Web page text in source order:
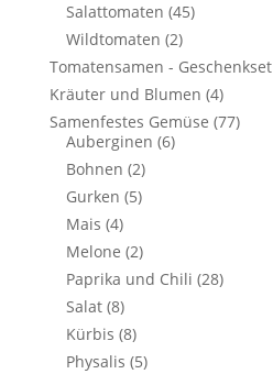
Salattomaten (45)
Wildtomaten (2)
Tomatensamen - Geschenkset
Kräuter und Blumen (4)
Samenfestes Gemüse (77)
Auberginen (6)
Bohnen (2)
Gurken (5)
Mais (4)
Melone (2)
Paprika und Chili (28)
Salat (8)
Kürbis (8)
Physalis (5)